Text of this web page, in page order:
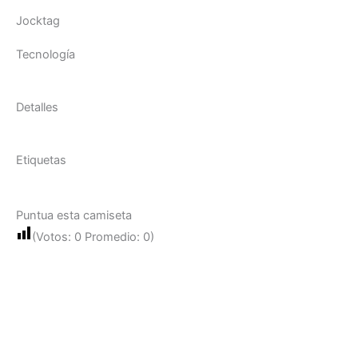
Jocktag
Tecnología
Detalles
Etiquetas
Puntua esta camiseta
(Votos: 0 Promedio: 0)